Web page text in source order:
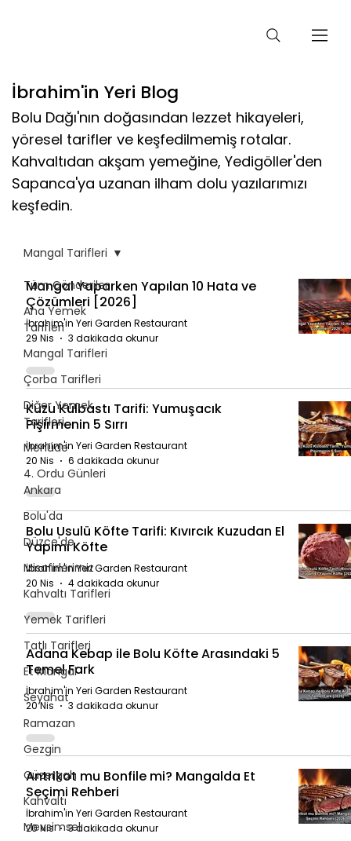
İbrahim'in Yeri Blog
Bolu Dağı'nın doğasından lezzet hikayeleri,
yöresel tarifler ve keşfedilmemiş rotalar.
Kahvaltıdan akşam yemeğine, Yedigöller'den
Sapanca'ya uzanan ilham dolu yazılarımızı
keşfedin.
Tüm Gönderiler
Ana Yemek
Tarifleri
Mangal Tarifleri
Çorba Tarifleri
Diğer Yemek
Tarifleri
Menüde
4. Ordu Günleri
Ankara
Bolu'da
Düzce'de
Misafirlerimiz
Kahvaltı Tarifleri
Yemek Tarifleri
Tatlı Tarifleri
Et Mangal
Seyahat
Ramazan
Gezgin
Güzergah
Kahvaltı
Mevsimsel
Mangal Tarifleri
Mangal Yaparken Yapılan 10 Hata ve
Çözümleri [2026]
İbrahim'in Yeri Garden Restaurant
29 Nis
3 dakikada okunur
Kuzu Külbastı Tarifi: Yumuşacık
Pişirmenin 5 Sırrı
İbrahim'in Yeri Garden Restaurant
20 Nis
6 dakikada okunur
Bolu Usulü Köfte Tarifi: Kıvırcık Kuzudan El
Yapımı Köfte
İbrahim'in Yeri Garden Restaurant
20 Nis
4 dakikada okunur
Adana Kebap ile Bolu Köfte Arasındaki 5
Temel Fark
İbrahim'in Yeri Garden Restaurant
20 Nis
3 dakikada okunur
Antrikot mu Bonfile mi? Mangalda Et
Seçimi Rehberi
İbrahim'in Yeri Garden Restaurant
20 Nis
3 dakikada okunur